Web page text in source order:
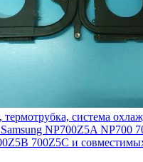
термотрубка, система
Samsung NP700Z5A NP700
700Z5C и